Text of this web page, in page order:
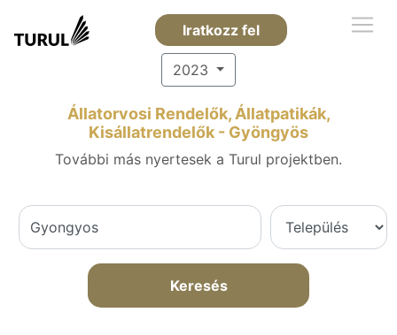
Iratkozz fel
2023
Állatorvosi Rendelők, Állatpatikák,
Kisállatrendelők - Gyöngyös
További más nyertesek a Turul projektben.
Keresés